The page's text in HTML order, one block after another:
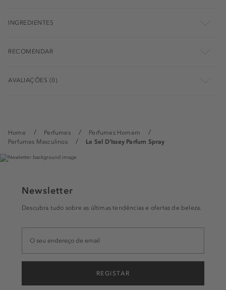
Home Perfumes
Perfumes Homem
Perfumes Masculinos
Le Sel D'Issey Parfum Spray
INGREDIENTES
RECOMENDAR
AVALIAÇÕES (0)
Newsletter
Descubra tudo sobre as últimas tendências e ofertas de beleza.
REGISTAR